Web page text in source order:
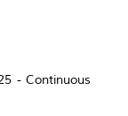
- Continuous